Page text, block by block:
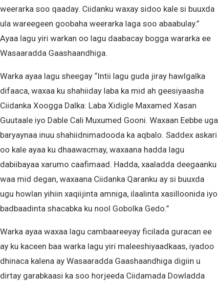
weerarka soo qaaday. Ciidanku waxay sidoo kale si buuxda
ula wareegeen goobaha weerarka laga soo abaabulay.”
Ayaa lagu yiri warkan oo lagu daabacay bogga wararka ee
Wasaaradda Gaashaandhiga.
Warka ayaa lagu sheegay “Intii lagu guda jiray hawlgalka
difaaca, waxaa ku shahiiday laba ka mid ah geesiyaasha
Ciidanka Xoogga Dalka: Laba Xidigle Maxamed Xasan
Guutaale iyo Dable Cali Muxumed Gooni. Waxaan Eebbe uga
baryaynaa inuu shahiidnimadooda ka aqbalo. Saddex askari
oo kale ayaa ku dhaawacmay, waxaana hadda lagu
dabiibayaa xarumo caafimaad. Hadda, xaaladda deegaanku
waa mid degan, waxaana Ciidanka Qaranku ay si buuxda
ugu howlan yihiin xaqiijinta amniga, ilaalinta xasilloonida iyo
badbaadinta shacabka ku nool Gobolka Gedo.”
Warka ayaa waxaa lagu cambaareeyay ficilada guracan ee
ay ku kaceen baa warka lagu yiri maleeshiyaadkaas, iyadoo
dhinaca kalena ay Wasaaradda Gaashaandhiga digiin u
dirtay garabkaasi ka soo horjeeda Ciidamada Dowladda